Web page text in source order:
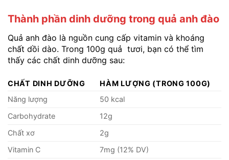
Thành phần dinh dưỡng trong quả anh đào
Quả anh đào là nguồn cung cấp vitamin và khoáng
chất dồi dào. Trong 100g quả tươi, bạn có thể tìm
thấy các chất dinh dưỡng sau:
CHẤT DINH DƯỠNG
HÀM LƯỢNG (TRONG 100G)
Năng lượng
50 kcal
Carbohydrate
12g
Chất xơ
2g
Vitamin C
7mg (12% DV)